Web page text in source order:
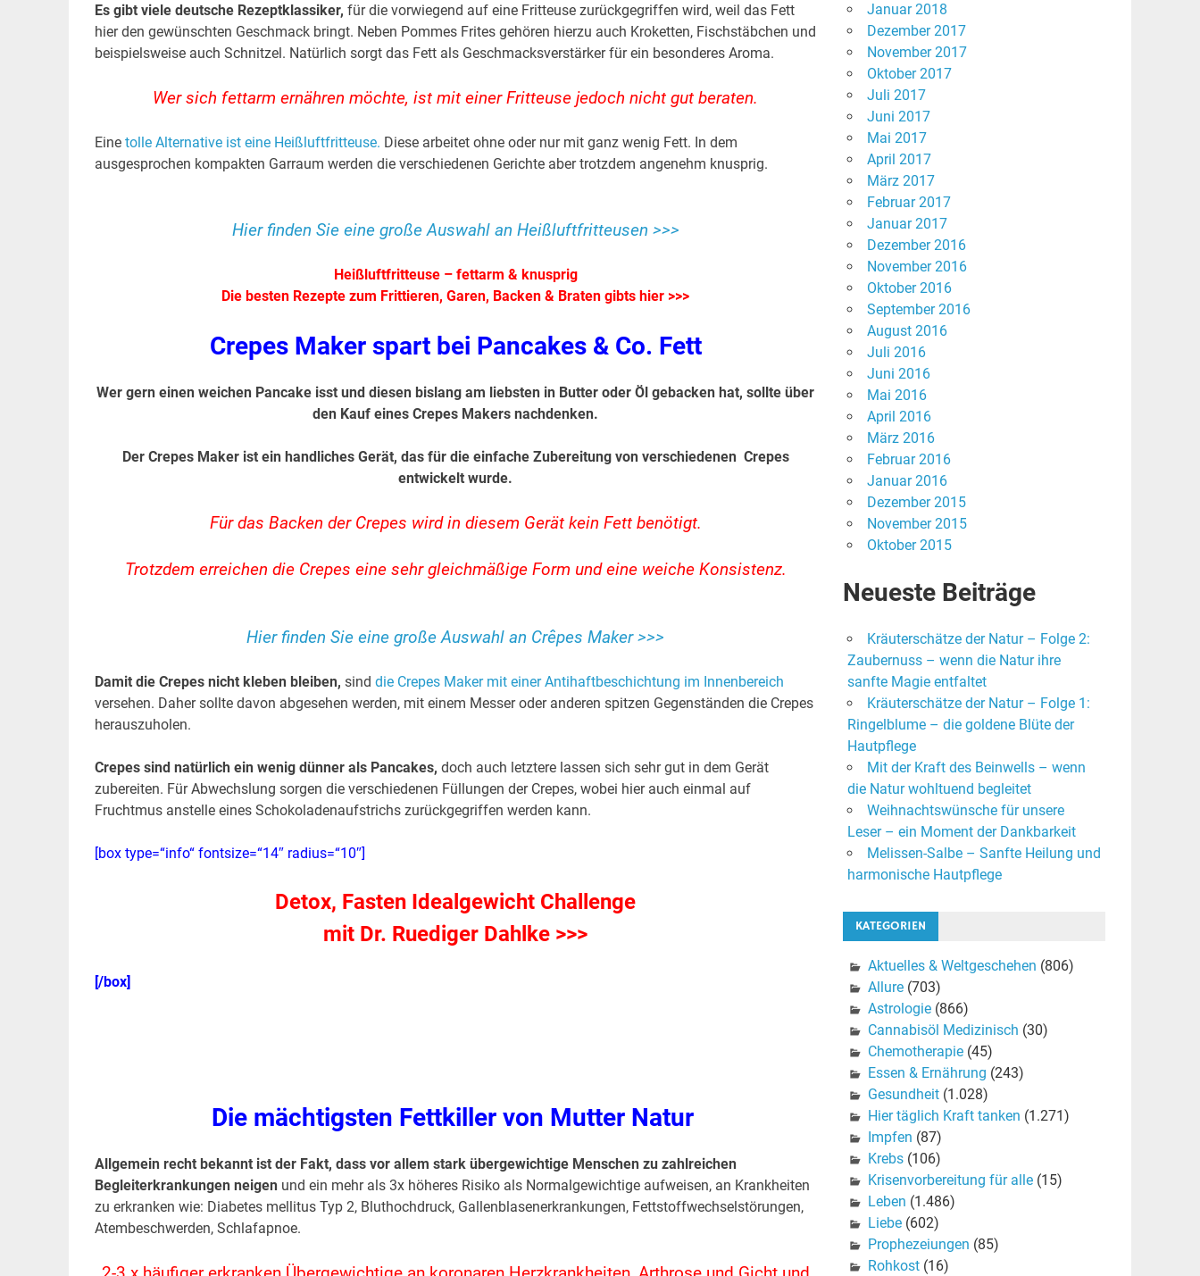
Es gibt viele deutsche Rezeptklassiker, für die vorwiegend auf eine Fritteuse zurückgegriffen wird, weil das Fett
hier den gewünschten Geschmack bringt. Neben Pommes Frites gehören hierzu auch Kroketten, Fischstäbchen und
beispielsweise auch Schnitzel. Natürlich sorgt das Fett als Geschmacksverstärker für ein besonderes Aroma.
Wer sich fettarm ernähren möchte, ist mit einer Fritteuse jedoch nicht gut beraten.
Eine tolle Alternative ist eine Heißluftfritteuse. Diese arbeitet ohne oder nur mit ganz wenig Fett. In dem
ausgesprochen kompakten Garraum werden die verschiedenen Gerichte aber trotzdem angenehm knusprig.
Hier finden Sie eine große Auswahl an Heißluftfritteusen >>>
Heißluftfritteuse – fettarm & knusprig
Die besten Rezepte zum Frittieren, Garen, Backen & Braten gibts hier >>>
Crepes Maker spart bei Pancakes & Co. Fett
Wer gern einen weichen Pancake isst und diesen bislang am liebsten in Butter oder Öl gebacken hat, sollte über
den Kauf eines Crepes Makers nachdenken.
Der Crepes Maker ist ein handliches Gerät, das für die einfache Zubereitung von verschiedenen Crepes
entwickelt wurde.
Für das Backen der Crepes wird in diesem Gerät kein Fett benötigt.
Trotzdem erreichen die Crepes eine sehr gleichmäßige Form und eine weiche Konsistenz.
Hier finden Sie eine große Auswahl an Crêpes Maker >>>
Damit die Crepes nicht kleben bleiben, sind die Crepes Maker mit einer Antihaftbeschichtung im Innenbereich
versehen. Daher sollte davon abgesehen werden, mit einem Messer oder anderen spitzen Gegenständen die Crepes
herauszuholen.
Crepes sind natürlich ein wenig dünner als Pancakes, doch auch letztere lassen sich sehr gut in dem Gerät
zubereiten. Für Abwechslung sorgen die verschiedenen Füllungen der Crepes, wobei hier auch einmal auf
Fruchtmus anstelle eines Schokoladenaufstrichs zurückgegriffen werden kann.
[box type=“info“ fontsize=“14″ radius=“10″]
Detox, Fasten Idealgewicht Challenge
mit Dr. Ruediger Dahlke >>>
[/box]
Die mächtigsten Fettkiller von Mutter Natur
Allgemein recht bekannt ist der Fakt, dass vor allem stark übergewichtige Menschen zu zahlreichen
Begleiterkrankungen neigenund ein mehr als 3x höheres Risiko als Normalgewichtige aufweisen, an Krankheiten
zu erkranken wie: Diabetes mellitus Typ 2, Bluthochdruck, Gallenblasenerkrankungen, Fettstoffwechselstörungen,
Atembeschwerden, Schlafapnoe.
Januar 2018
Dezember 2017
November 2017
Oktober 2017
Juli 2017
Juni 2017
Mai 2017
April 2017
März 2017
Februar 2017
Januar 2017
Dezember 2016
November 2016
Oktober 2016
September 2016
August 2016
Juli 2016
Juni 2016
Mai 2016
April 2016
März 2016
Februar 2016
Januar 2016
Dezember 2015
November 2015
Oktober 2015
Neueste Beiträge
Kräuterschätze der Natur – Folge 2:
Zaubernuss – wenn die Natur ihre
sanfte Magie entfaltet
Kräuterschätze der Natur – Folge 1:
Ringelblume – die goldene Blüte der
Hautpflege
Mit der Kraft des Beinwells – wenn
die Natur wohltuend begleitet
Weihnachtswünsche für unsere
Leser – ein Moment der Dankbarkeit
Melissen-Salbe – Sanfte Heilung und
harmonische Hautpflege
KATEGORIEN
Aktuelles & Weltgeschehen (806)
Allure(703)
Astrologie(866)
Cannabisöl Medizinisch (30)
Chemotherapie(45)
Essen & Ernährung (243)
Gesundheit(1.028)
Hier täglich Kraft tanken (1.271)
Impfen (87)
Krebs(106)
Krisenvorbereitung für alle(15)
Leben (1.486)
Liebe(602)
Prophezeiungen (85)
Rohkost(16)